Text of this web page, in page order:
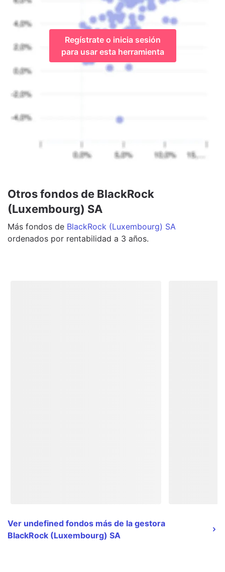
Regístrate o inicia sesión
para usar esta herramienta
Otros fondos de BlackRock
(Luxembourg) SA
Más fondos de BlackRock (Luxembourg) SA
ordenados por rentabilidad a 3 años.
Ver undefined fondos más de la gestora
BlackRock (Luxembourg) SA